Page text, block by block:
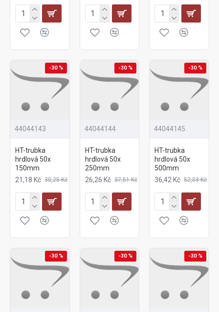
-30 %
44044143
HT-trubka
hrdlová 50x
150mm
21,18 Kč 30,25 Kč
-30 %
44044144
HT-trubka
hrdlová 50x
250mm
26,26 Kč 37,51 Kč
-30 %
44044145
HT-trubka
hrdlová 50x
500mm
36,42 Kč 52,03 Kč
-30 % -30 % -30 %